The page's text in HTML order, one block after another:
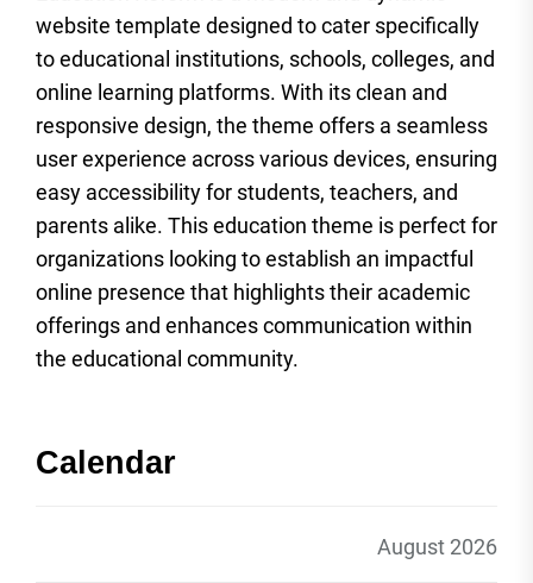
website template designed to cater specifically
to educational institutions, schools, colleges, and
online learning platforms. With its clean and
responsive design, the theme offers a seamless
user experience across various devices, ensuring
easy accessibility for students, teachers, and
parents alike. This education theme is perfect for
organizations looking to establish an impactful
online presence that highlights their academic
offerings and enhances communication within
the educational community.
Calendar
August 2026